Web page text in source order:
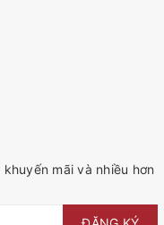
mãi và nhiều hơn